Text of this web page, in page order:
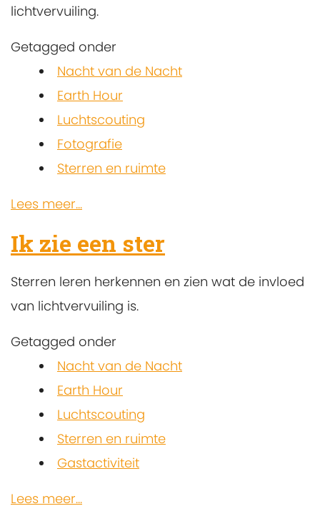
lichtvervuiling.
Getagged onder
Nacht van de Nacht
Earth Hour
Luchtscouting
Fotografie
Sterren en ruimte
Lees meer...
Ik zie een ster
Sterren leren herkennen en zien wat de invloed
van lichtvervuiling is.
Getagged onder
Nacht van de Nacht
Earth Hour
Luchtscouting
Sterren en ruimte
Gastactiviteit
Lees meer...